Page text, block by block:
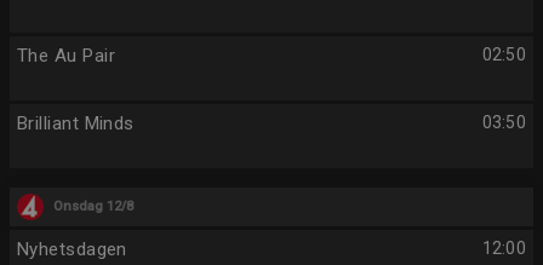
02:50
The Au Pair
03:50
Brilliant Minds
Onsdag 12/8
12:00
Nyhetsdagen